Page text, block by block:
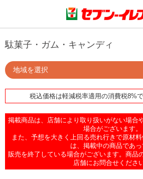
商品のご案内
商品のご案内トップ
今週の新商品
商品カテゴリ一覧
セール・キャンペーン
サービス
nanacoトップ
企業情報トップ
私たちの取組み
駄菓子・ガム・キャンディ
地域を選択
税込価格は軽減税率適用の消費税8%で
掲載商品は、店舗により取り扱いがない場合
場合がございます。
また、予想を大きく上回る売れ行きで原材
は、掲載中の商品であっ
販売を終了している場合がございます。商品
店舗にお問合せください